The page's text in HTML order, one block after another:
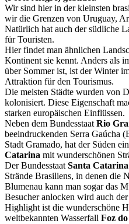
Wir sind hier in der kleinsten
wir die Grenzen von Uruguay,
Natürlich hat auch der südliche
für Touristen.
Hier findet man ähnlichen
Kontinent sie kennt. Anders als
über Sommer ist, ist der Winter
Attraktion für den Tourismus.
Die meisten Städte wurden von
kolonisiert. Diese Eigenschaft
starken europäischen Einflüssen.
Neben dem Bundesstaat Rio
beeindruckenden Serra Gaúcha
Stadt Gramado, hat der Süden
Catarina mit wunderschönen
Der Bundesstaat Santa Catarina
Strände Brasiliens, in denen die
Blumenau kann man sogar das
Besucher anlocken wird auch
Highlight ist die wunderschöne
weltbekannten Wasserfall Foz